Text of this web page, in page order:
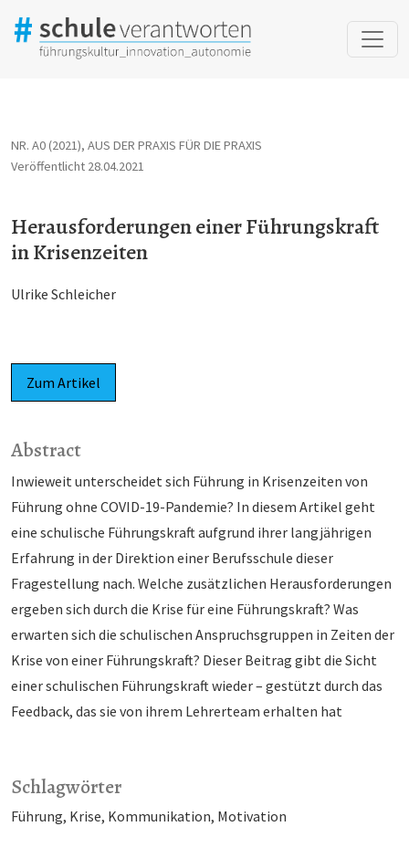
NR. A0 (2021), AUS DER PRAXIS FÜR DIE PRAXIS
Herausforderungen einer Führungskraft
in Krisenzeiten
Veröffentlicht 28.04.2021
Ulrike Schleicher
Zum Artikel
Schlagwörter
Führung Krise Kommunikation Motivation
Abstract
Inwieweit unterscheidet sich Führung in Krisenzeiten von
Führung ohne COVID-19-Pandemie? In diesem Artikel geht
eine schulische Führungskraft aufgrund ihrer langjährigen
Erfahrung in der Direktion einer Berufsschule dieser
Fragestellung nach. Welche zusätzlichen Herausforderungen
ergeben sich durch die Krise für eine Führungskraft? Was
erwarten sich die schulischen Anspruchsgruppen in Zeiten der
Krise von einer Führungskraft? Dieser Beitrag gibt die Sicht
einer schulischen Führungskraft wieder – gestützt durch das
Feedback, das sie von ihrem Lehrerteam erhalten hat